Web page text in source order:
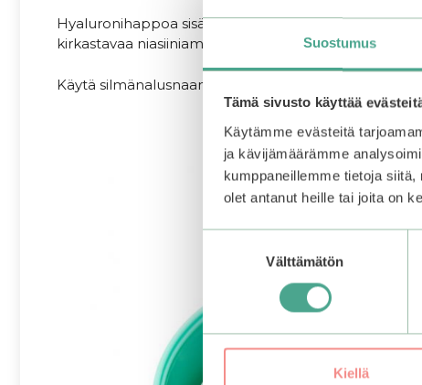
Suostumus
Tämä sivusto käyttää
Käytämme evästeitä
ja kävijämäärämme
kumppaneillemme tietoja
olet antanut heille tai joita on
Välttämätön
Kiellä
Hyaluronihappoa sisältävät silmänalusnaamiot
kirkastavaa niasiiniamidia ja ihon kimmoisuutta
Käytä silmänalusnaamioita säännöllisesti